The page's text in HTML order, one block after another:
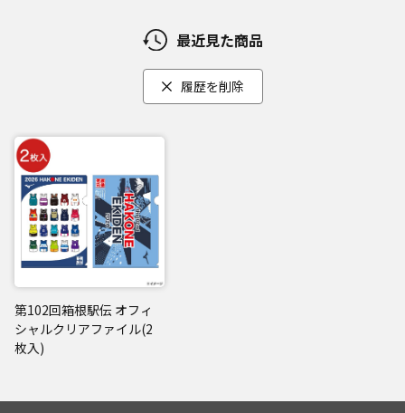
最近見た商品
履歴を削除
第102回箱根駅伝 オフィ
シャルクリアファイル(2
枚入)